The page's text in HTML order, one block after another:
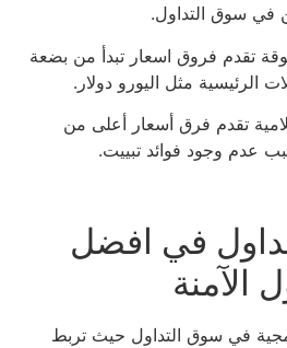
في سوق التداول.
تقدم فروق اسعار تبدأ من بضعة
الرئيسية مثل اليورو دولار.
تقدم فرق أسعار أعلى من
عدم وجود فوائد تبييت.
في افضل
الآمنة
في سوق التداول حيث تربط